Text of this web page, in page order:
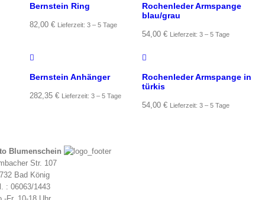
Bernstein Ring
82,00 € Lieferzeit: 3 – 5 Tage
Rochenleder Armspange
blau/grau
54,00€ Lieferzeit: 3 – 5 Tage
Bernstein Anhänger
282,35 € Lieferzeit: 3 – 5 Tage
Rochenleder Armspange in
türkis
54,00€ Lieferzeit: 3 – 5 Tage
Blumenschein
Str. 107
Bad König
: 06063/1443